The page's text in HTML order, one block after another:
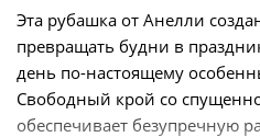
Эта рубашка от Анелли
превращать будни в
день по-настоящему
Свободный крой со
обеспечивает безупречную